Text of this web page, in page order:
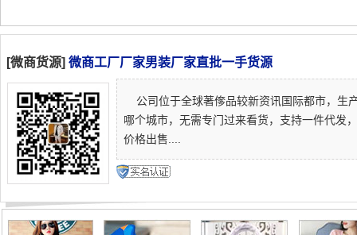
[微商货源] 微商工厂厂家男装厂家直批一手货源
公司位于全球著偧品较新资讯国际都市，生
哪个城市，无需专门过来看货，支持一件代发
价格出售....